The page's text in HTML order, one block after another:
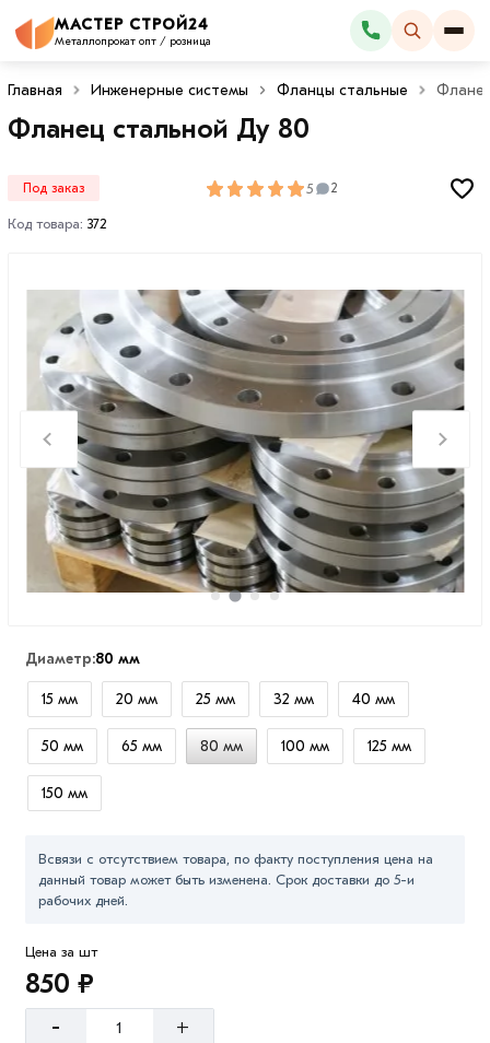
МАСТЕР СТРОЙ24
Металлопрокат опт / розница
Каталог
Главная Инженерные системы Фланцы стальные
Фланец стальной Ду 80
Под заказ 5 2
Код товара: 372
Диаметр:80 мм
15 мм 20 мм 25 мм 32 мм 40 мм
50 мм 65 мм 80 мм 100 мм 125 мм
150 мм
Всвязи с отсутствием товара, по факту поступления цена на
данный товар может быть изменена. Срок доставки до 5-и
рабочих дней.
Цена за шт
850 ₽
- +